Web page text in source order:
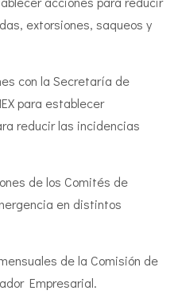
extorsiones, saqueos y
con la Secretaría de
para establecer
reducir las incidencias
de los Comités de
en distintos
de la Comisión de
Empresarial.